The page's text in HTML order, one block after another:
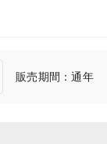
販売期間：通年